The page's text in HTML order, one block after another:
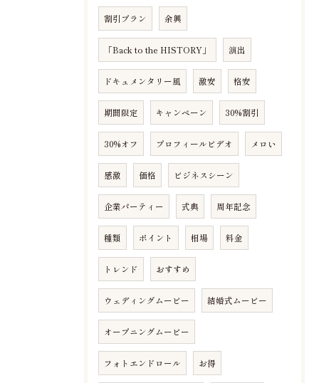
割引プラン 余興
「Back to the HISTORY」 演出
ドキュメンタリー風 激安 格安
期間限定 キャンペーン 30%割引
30%オフ プロフィールビデオ メロい
感激 価格 ビジネスシーン
企業パーティー 式典 周年記念
種類 ポイント 相場 料金
トレンド おすすめ
ウェディングムービー 結婚式ムービー
オープニングムービー
フォトエンドロール お得